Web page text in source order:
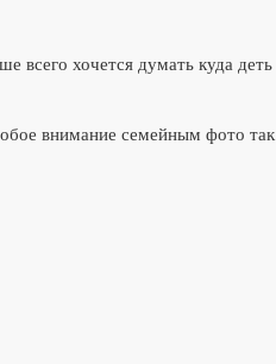
всего хочется думать куда деть
внимание семейным фото так